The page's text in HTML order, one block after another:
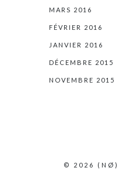
MARS 2016
FÉVRIER 2016
JANVIER 2016
DÉCEMBRE 2015
NOVEMBRE 2015
© 2026 (NØ)